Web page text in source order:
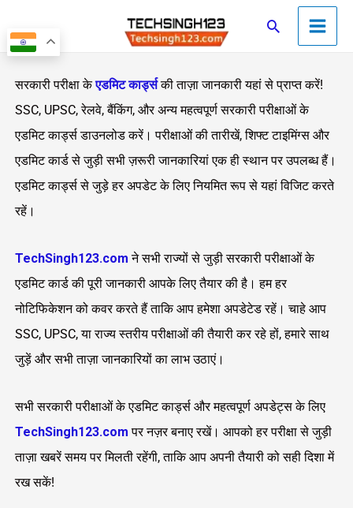
to
SearchMain
Menu
सरकारी परीक्षा केएडमिट कार्ड्स की ताज़ा जानकारी यहां से प्राप्त करें!
SSC, UPSC, रेलवे, बैंकिंग, और अन्य महत्वपूर्ण सरकारी परीक्षाओं के
एडमिट कार्ड्स डाउनलोड करें। परीक्षाओं की तारीखें, शिफ्ट टाइमिंग्स और
एडमिट कार्ड से जुड़ी सभी ज़रूरी जानकारियां एक ही स्थान पर उपलब्ध हैं।
एडमिट कार्ड्स से जुड़े हर अपडेट के लिए नियमित रूप से यहां विजिट करते
रहें।
TechSingh123.com ने सभी राज्यों से जुड़ी सरकारी परीक्षाओं के
एडमिट कार्ड की पूरी जानकारी आपके लिए तैयार की है। हम हर
नोटिफिकेशन को कवर करते हैं ताकि आप हमेशा अपडेटेड रहें। चाहे आप
SSC, UPSC, या राज्य स्तरीय परीक्षाओं की तैयारी कर रहे हों, हमारे साथ
जुड़ें और सभी ताज़ा जानकारियों का लाभ उठाएं।
सभी सरकारी परीक्षाओं के एडमिट कार्ड्स और महत्वपूर्ण अपडेट्स के लिए
TechSingh123.com पर नज़र बनाए रखें। आपको हर परीक्षा से जुड़ी
ताज़ा खबरें समय पर मिलती रहेंगी, ताकि आप अपनी तैयारी को सही दिशा में
रख सकें!